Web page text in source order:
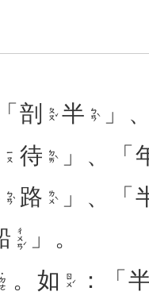
剖 ㄆㄡˇ 半 ㄅㄢˋ 」
ㄧㄡ 待 ㄉㄞˋ 」、「
ㄅㄢˋ 路 ㄌㄨˋ 」、「
ㄔㄨㄢˊ
」。
˙ㄉㄜ 。 如 ㄖㄨˊ ：「